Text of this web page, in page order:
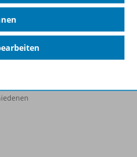
...unterrichten
978-3-14-